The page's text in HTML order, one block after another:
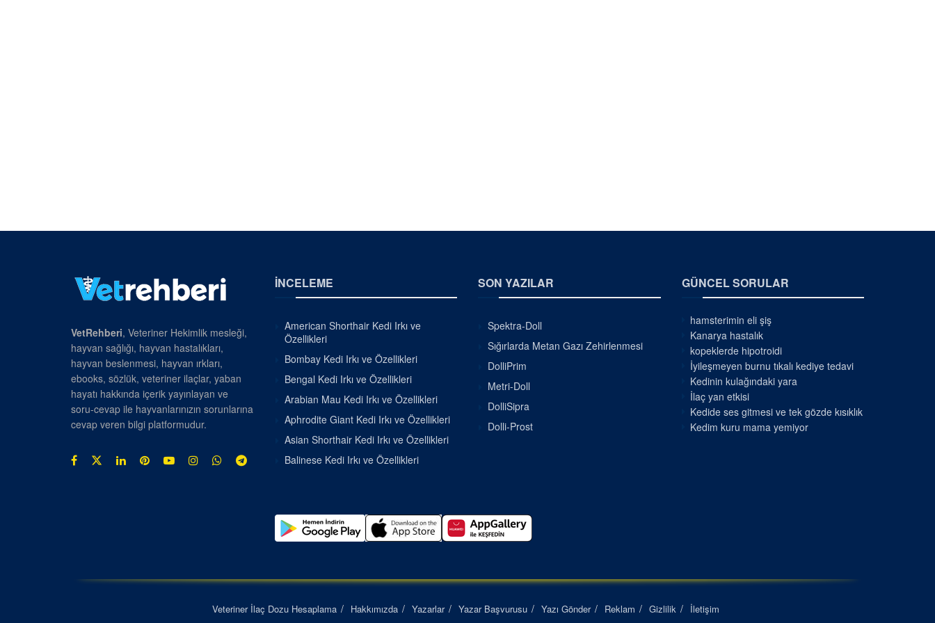
VetRehberi, Veteriner Hekimlik mesleği,
hayvan sağlığı, hayvan hastalıkları,
hayvan beslenmesi, hayvan ırkları,
ebooks, sözlük, veteriner ilaçlar, yaban
hayatı hakkında içerik yayınlayan ve
soru-cevap ile hayvanlarınızın sorunlarına
cevap veren bilgi platformudur.
İNCELEME
American Shorthair Kedi Irkı ve
Özellikleri
Bombay Kedi Irkı ve Özellikleri
Bengal Kedi Irkı ve Özellikleri
Arabian Mau Kedi Irkı ve Özellikleri
Aphrodite Giant Kedi Irkı ve Özellikleri
Asian Shorthair Kedi Irkı ve Özellikleri
Balinese Kedi Irkı ve Özellikleri
SON YAZILAR
Spektra-Doll
Sığırlarda Metan Gazı Zehirlenmesi
DolliPrim
Metri-Doll
DolliSipra
Dolli-Prost
GÜNCEL SORULAR
hamsterimin eli şiş
Kanarya hastalık
kopeklerde hipotroidi
İyileşmeyen burnu tıkalı kediye tedavi
Kedinin kulağındaki yara
İlaç yan etkisi
Kedide ses gitmesi ve tek gözde kısıklık
Kedim kuru mama yemiyor
Veteriner İlaç Dozu Hesaplama Hakkımızda Yazarlar Yazar Başvurusu Yazı Gönder Reklam Gizlilik İletişim